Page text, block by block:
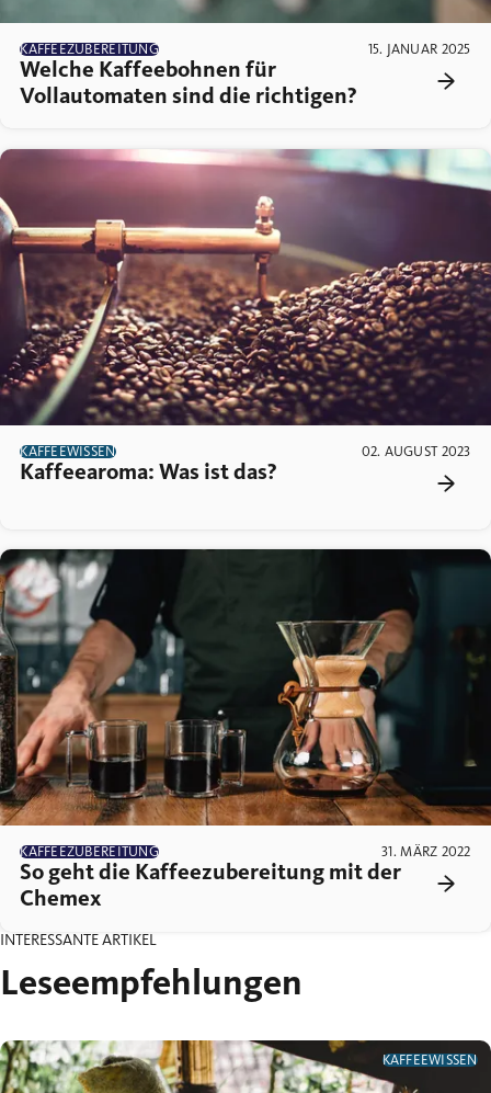
KAFFEEZUBEREITUNG 15. JANUAR 2025
Welche Kaffeebohnen für
Vollautomaten sind die richtigen?
KAFFEEWISSEN 02. AUGUST 2023
Kaffeearoma: Was ist das?
KAFFEEZUBEREITUNG 31. MÄRZ 2022
So geht die Kaffeezubereitung mit der
Chemex
INTERESSANTE ARTIKEL
Leseempfehlungen
KAFFEEWISSEN